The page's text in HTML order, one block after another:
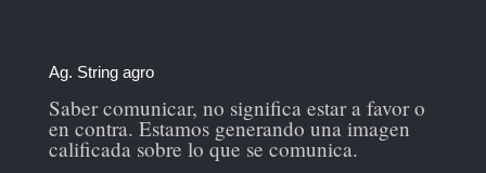
Ag. String agro
Saber comunicar, no significa estar a favor o
en contra. Estamos generando una imagen
calificada sobre lo que se comunica.